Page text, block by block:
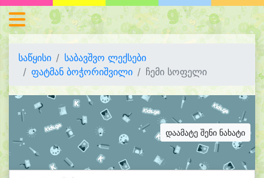
საწყისი
საბავშვო ლექსები
ფატმან ბოჭორიშვილი
ჩემი სოფელი
დაამატე შენი ნახატი